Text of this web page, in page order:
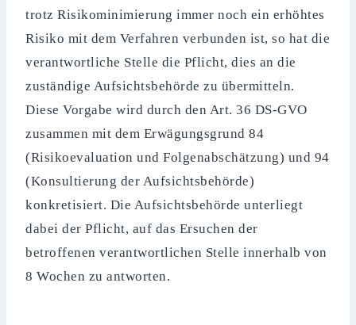
trotz Risikominimierung immer noch ein erhöhtes
Risiko mit dem Verfahren verbunden ist, so hat die
verantwortliche Stelle die Pflicht, dies an die
zuständige Aufsichtsbehörde zu übermitteln.
Diese Vorgabe wird durch den Art. 36 DS-GVO
zusammen mit dem Erwägungsgrund 84
(Risikoevaluation und Folgenabschätzung) und 94
(Konsultierung der Aufsichtsbehörde)
konkretisiert. Die Aufsichtsbehörde unterliegt
dabei der Pflicht, auf das Ersuchen der
betroffenen verantwortlichen Stelle innerhalb von
8 Wochen zu antworten.